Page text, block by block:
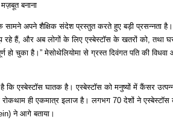
मज़बूत बनाना
के सामने अपने शैक्षिक संदेश प्रस्तुत करते हुए बड़ी प्रसन्नता
हैं, और अब लोगों के लिए एस्बेस्टॉस के खतरों को, तथा
हो चुका है।” मेसोथेलियोमा से ग्रस्त दिवंगत पति की
है कि एस्बेस्टॉस घातक है। एस्बेस्टॉस को मनुष्यों में कैंसर
ही एकमात्र इलाज है। लगभग 70 देशों ने
ने आगे बताया।